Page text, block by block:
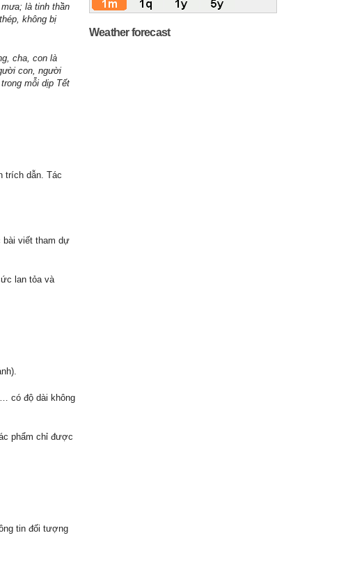
là tinh thần
không bị
cha, con là
con, người
mỗi dịp Tết
trích dẫn. Tác
bài viết tham dự
lan tỏa và
có độ dài không
phẩm chỉ được
tin đối tượng
Weather forecast